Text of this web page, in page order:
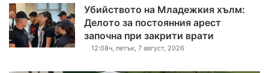
Убийството на Младежкия хълм:
Делото за постоянния арест
започна при закрити врати
12:08ч, петък, 7 август, 2026